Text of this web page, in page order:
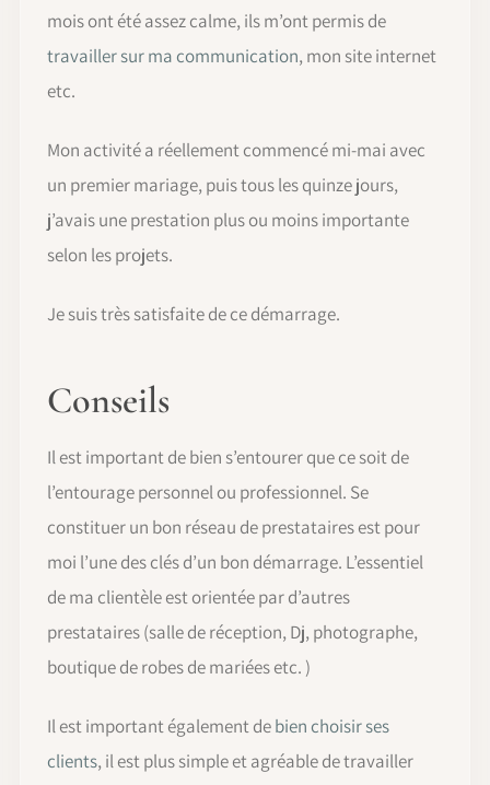
mois ont été assez calme, ils m’ont permis de
travailler sur ma communication, mon site internet
etc.
Mon activité a réellement commencé mi-mai avec
un premier mariage, puis tous les quinze jours,
j’avais une prestation plus ou moins importante
selon les projets.
Je suis très satisfaite de ce démarrage.
Conseils
Il est important de bien s’entourer que ce soit de
l’entourage personnel ou professionnel. Se
constituer un bon réseau de prestataires est pour
moi l’une des clés d’un bon démarrage. L’essentiel
de ma clientèle est orientée par d’autres
prestataires (salle de réception, Dj, photographe,
boutique de robes de mariées etc. )
Il est important également debien choisir ses
clients, il est plus simple et agréable de travailler